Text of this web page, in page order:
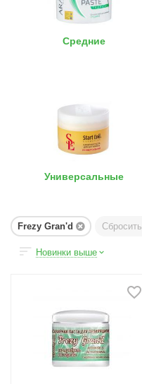
Средние
Универсальные
Frezy Gran'd Сбросить
Новинки выше